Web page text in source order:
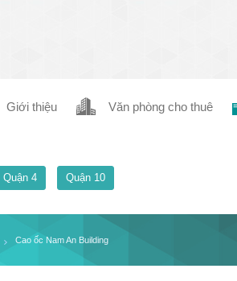
Giới thiệu Văn phòng cho thuê
Quận 4 Quận 10
Cao ốc Nam An Building